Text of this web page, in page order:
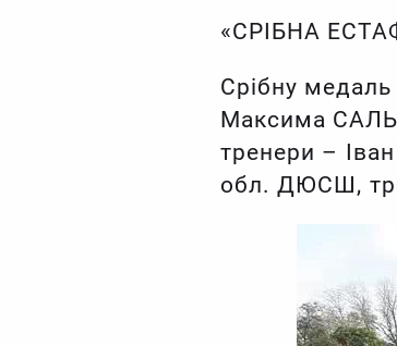
«СРІБНА
Срібну медаль
Максима
тренери –
обл. ДЮСШ,